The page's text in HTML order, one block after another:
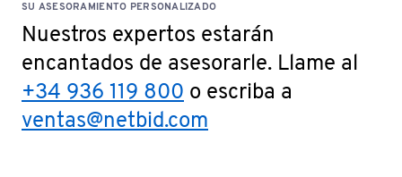
SU ASESORAMIENTO PERSONALIZADO
Nuestros expertos estarán
encantados de asesorarle. Llame al
+34 936 119 800 o escriba a
ventas@netbid.com